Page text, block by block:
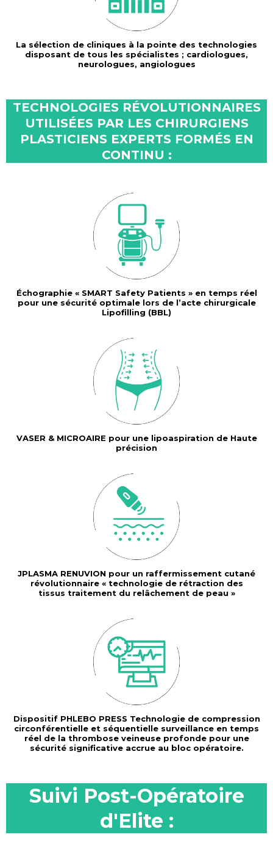
La sélection de cliniques à la pointe des technologies
disposant de tous les spécialistes ; cardiologues,
neurologues, angiologues
TECHNOLOGIES RÉVOLUTIONNAIRES
UTILISÉES PAR LES CHIRURGIENS
PLASTICIENS EXPERTS FORMÉS EN
CONTINU :
Échographie « SMART Safety Patients » en temps réel
pour une sécurité optimale lors de l’acte chirurgicale
Lipofilling (BBL)
VASER & MICROAIRE pour une lipoaspiration de Haute
précision
JPLASMA RENUVION pour un raffermissement cutané
révolutionnaire « technologie de rétraction des
tissus traitement du relâchement de peau »
Dispositif PHLEBO PRESS Technologie de compression
circonférentielle et séquentielle surveillance en temps
réel de la thrombose veineuse profonde pour une
sécurité significative accrue au bloc opératoire.
Suivi Post-Opératoire
d'Elite :